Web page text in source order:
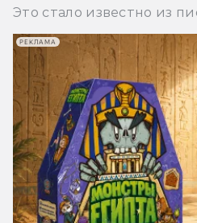
Это стало известно из
РЕКЛАМА